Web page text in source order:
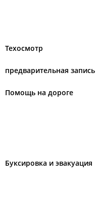
Техосмотр
предварительная запись
Помощь на дороге
Буксировка и эвакуация